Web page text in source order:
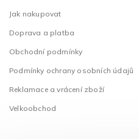
Jak nakupovat
Doprava a platba
Obchodní podmínky
Podmínky ochrany osobních údajů
Reklamace a vrácení zboží
Velkoobchod